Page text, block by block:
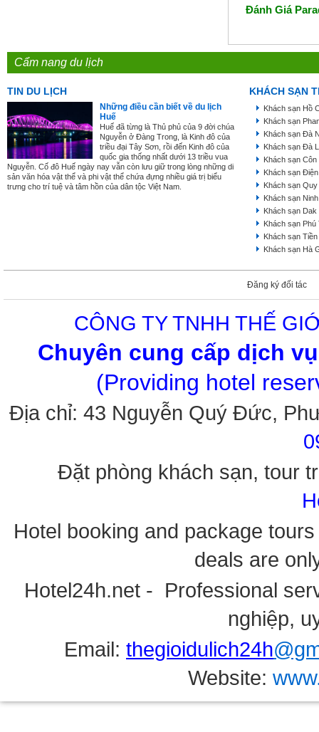
Đánh Giá
Cẩm nang du lịch
TIN DU LỊCH
Những điều cần biết về du lịch
Huế
Huế đã từng là Thủ phủ của 9 đời chúa
Nguyễn ở Đàng Trong, là Kinh đô của
triều đại Tây Sơn, rồi đến Kinh đô của
quốc gia thống nhất dưới 13 triều vua
Nguyễn. Cố đô Huế ngày nay vẫn còn lưu giữ trong lòng những di
sản văn hóa vật thể và phi vật thể chứa đựng nhiều giá trị biểu
trưng cho trí tuệ và tâm hồn của dân tộc Việt Nam.
KHÁCH SẠN
Khách sạn Hồ
Khách sạn
Khách sạn Đà
Khách sạn Đà
Khách sạn
Khách sạn
Khách sạn
Khách sạn
Khách sạn Dak
Khách sạn Phú
Khách sạn
Khách sạn Hà
Đăng ký đối tác
CÔNG TY TNHH THẾ
Chuyên cung cấp dịch
(Providing hotel
Địa chỉ: 43 Nguyễn Quý Đức,
Đặt phòng khách sạn, tour
Hotel booking and package
deals are
Hotel24h.net - Professional
nghiệp,
Email: thegioidulich24h
Website: